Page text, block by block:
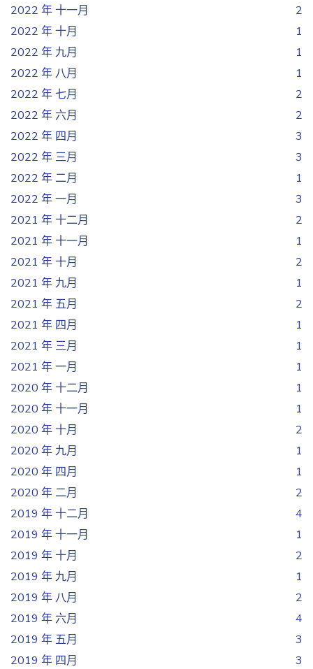
2022 年 十一月
2
2022 年 十月
1
2022 年 九月
1
2022 年 八月
1
2022 年 七月
2
2022 年 六月
2
2022 年 四月
3
2022 年 三月
3
2022 年 二月
1
2022 年 一月
3
2021 年 十二月
2
2021 年 十一月
1
2021 年 十月
2
2021 年 九月
1
2021 年 五月
2
2021 年 四月
1
2021 年 三月
1
2021 年 一月
1
2020 年 十二月
1
2020 年 十一月
1
2020 年 十月
2
2020 年 九月
1
2020 年 四月
1
2020 年 二月
2
2019 年 十二月
4
2019 年 十一月
1
2019 年 十月
2
2019 年 九月
1
2019 年 八月
2
2019 年 六月
4
2019 年 五月
3
2019 年 四月
3